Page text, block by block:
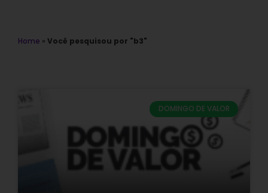
Home » Você pesquisou por "b3"
DOMINGO DE VALOR